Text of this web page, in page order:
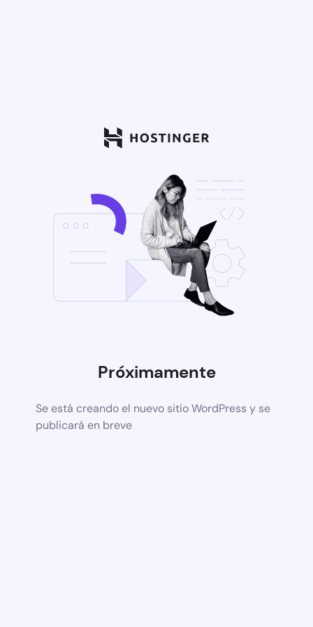
Próximamente
Se está creando el nuevo sitio WordPress y se
publicará en breve